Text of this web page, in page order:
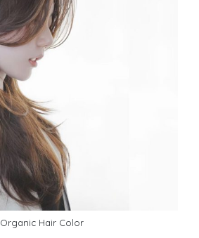
Organic Hair Color